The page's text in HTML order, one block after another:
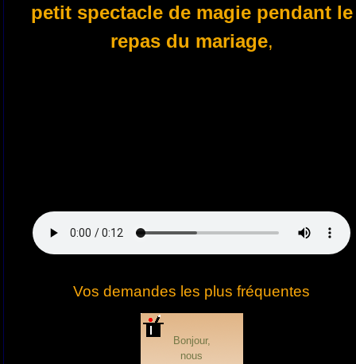
petit spectacle de magie pendant le
repas du mariage,
Vos demandes les plus fréquentes
Bonjour,
nous